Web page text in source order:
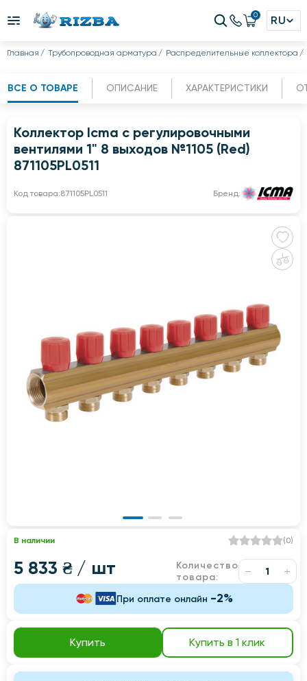
0 RU
Главная Трубопроводная арматура Распределительные коллектора
ВСЕ О ТОВАРЕ ОПИСАНИЕ ХАРАКТЕРИСТИКИ
Коллектор Icma с регулировочными
вентилями 1" 8 выходов №1105 (Red)
871105PL0511
Код товара:871105PL0511 Бренд:
В наличии (0)
5 833 ₴/ шт
Количество
товара:
При оплате онлайн -2%
Купить Купить в 1 клик